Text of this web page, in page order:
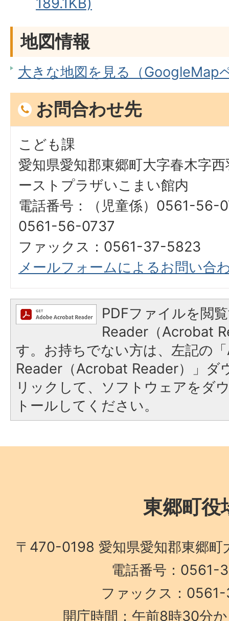
189.1KB)
地図情報
大きな地図を見る（GoogleMap
お問合わせ先
こども課
愛知県愛知郡東郷町大字春木字
ーストプラザいこまい館内
電話番号：（児童係）0561-
0561-56-0737
ファックス：0561-37-5823
メールフォームによるお問い合
PDFファイルを閲
Reader（Acrobat
す。お持ちでない方は、左記の
Reader（Acrobat Reader）」ダ
リックして、ソフトウェアをダ
トールしてください。
東郷町役
〒470-0198 愛知県愛知郡東郷町
電話番号：0561-
ファックス：
開庁時間：午前8時30分